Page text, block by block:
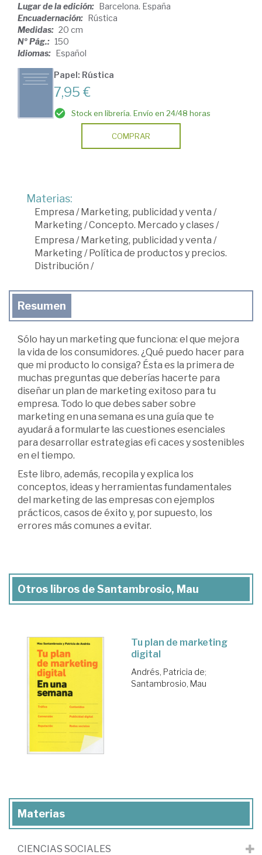
Lugar de la edición: Barcelona. España
Encuadernación: Rústica
Medidas: 20 cm
Nº Pág.: 150
Idiomas: Español
Papel: Rústica
7,95 €
Stock en librería. Envío en 24/48 horas
COMPRAR
Materias:
Empresa /Marketing, publicidad y venta /
Marketing /Concepto. Mercado y clases /
Empresa /Marketing, publicidad y venta /
Marketing /Política de productos y precios.
Distribución /
Resumen
Sólo hay un marketing que funciona: el que mejora
la vida de los consumidores. ¿Qué puedo hacer para
que mi producto lo consiga? Ésta es la primera de
muchas preguntas que deberías hacerte para
diseñar un plan de marketing exitoso para tu
empresa. Todo lo que debes saber sobre
marketing en una semana es una guía que te
ayudará a formularte las cuestiones esenciales
para desarrollar estrategias efi caces y sostenibles
en el tiempo.
Este libro, además, recopila y explica los
conceptos, ideas y herramientas fundamentales
del marketing de las empresas con ejemplos
prácticos, casos de éxito y, por supuesto, los
errores más comunes a evitar.
Otros libros de Santambrosio, Mau
Tu plan de marketing
digital
Andrés, Patricia de;
Santambrosio, Mau
Materias
CIENCIAS SOCIALES